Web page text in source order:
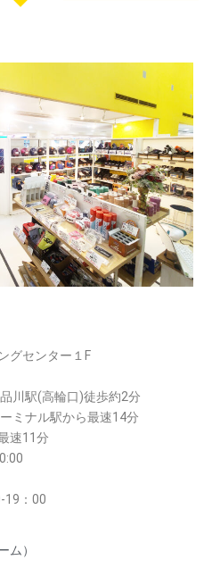
グセンター１F
川駅(高輪口)徒歩約2分
ミナル駅から最速14分
速11分
19：00
ム）